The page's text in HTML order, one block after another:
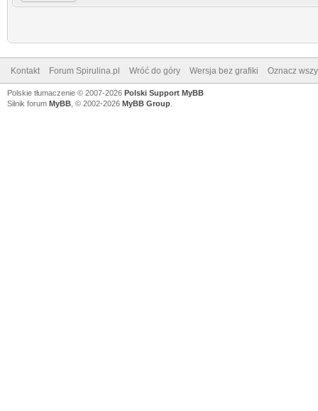
Kontakt Forum Spirulina.pl Wróć do góry Wersja bez grafiki Oznacz
Polskie tłumaczenie © 2007-2026 Polski Support MyBB
Silnik forum MyBB , © 2002-2026 MyBB Group